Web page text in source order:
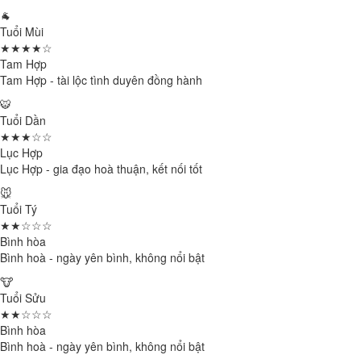
🐐
Tuổi Mùi
★★★★☆
Tam Hợp
Tam Hợp - tài lộc tình duyên đồng hành
🐯
Tuổi Dần
★★★☆☆
Lục Hợp
Lục Hợp - gia đạo hoà thuận, kết nối tốt
🐭
Tuổi Tý
★★☆☆☆
Bình hòa
Bình hoà - ngày yên bình, không nổi bật
🐮
Tuổi Sửu
★★☆☆☆
Bình hòa
Bình hoà - ngày yên bình, không nổi bật